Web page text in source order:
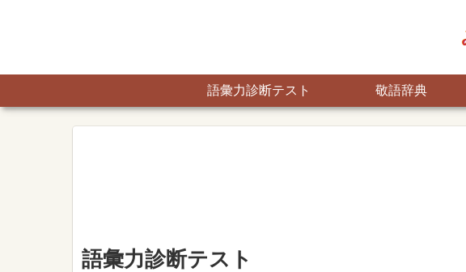
語彙力診断テスト 敬語辞典
語彙力診断テスト